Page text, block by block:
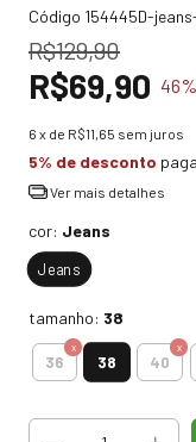
Código 154445D-
R$129,90
R$69,90 46
6 x de R$11,65 sem juros
5% de desconto
Ver mais detalhes
cor: Jeans
Jeans
tamanho: 38
36 38 40